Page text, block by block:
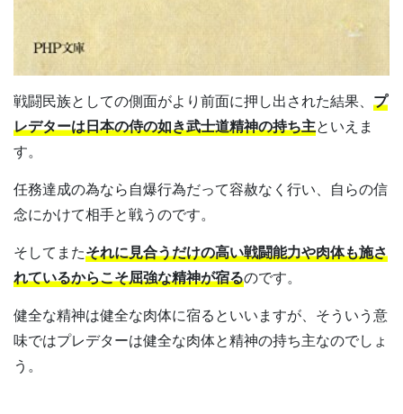
戦闘民族としての側面がより前面に押し出された結果、 プ
レデターは日本の侍の如き武士道精神の持ち主といえま
す。
任務達成の為なら自爆行為だって容赦なく行い、自らの信
念にかけて相手と戦うのです。
そしてまたそれに見合うだけの高い戦闘能力や肉体も施さ
れているからこそ屈強な精神が宿るのです。
健全な精神は健全な肉体に宿るといいますが、そういう意
味ではプレデターは健全な肉体と精神の持ち主なのでしょ
う。